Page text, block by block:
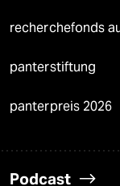
recherchefonds
panterstiftung
panterpreis 2026
Podcast